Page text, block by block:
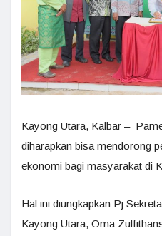
Kayong Utara, Kalbar –
diharapkan bisa mendorong
ekonomi bagi masyarakat di
Hal ini diungkapkan Pj
Kayong Utara, Oma